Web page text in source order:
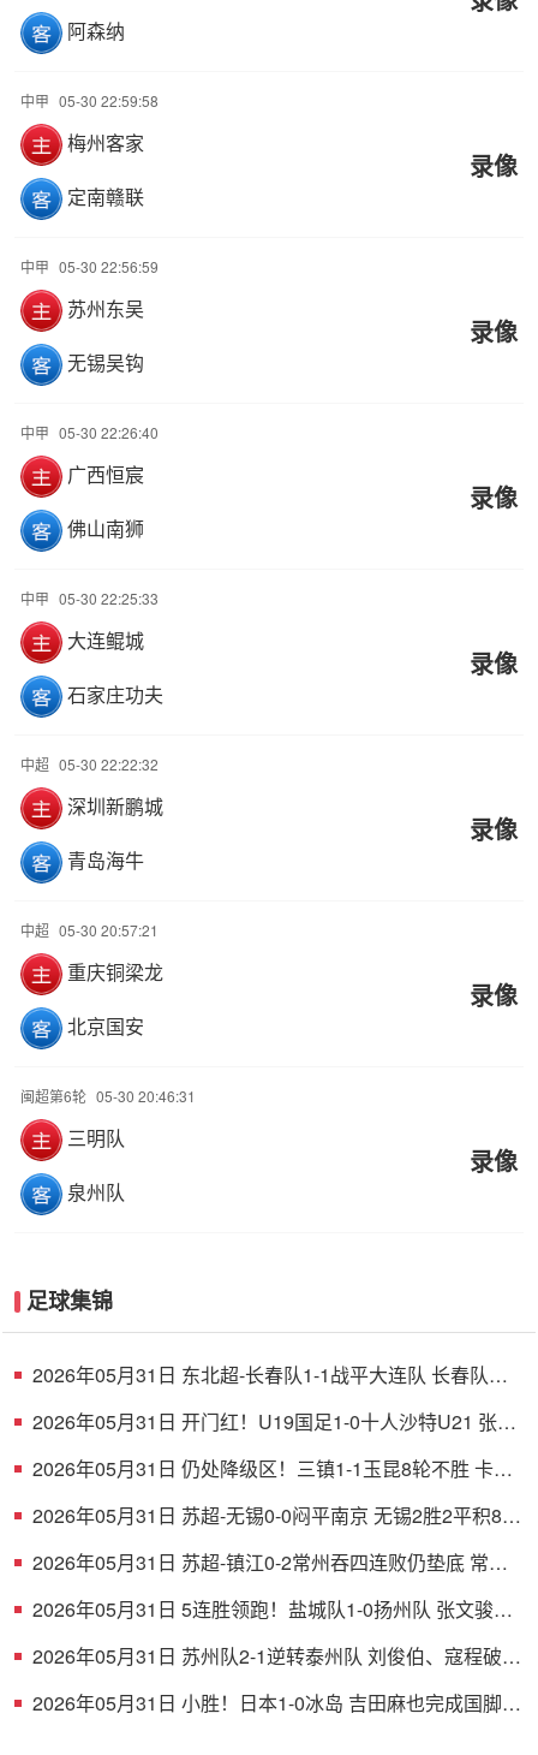
阿森纳
中甲 05-30 22:59:58
梅州客家
定南赣联
录像
中甲 05-30 22:56:59
苏州东吴
无锡吴钩
录像
中甲 05-30 22:26:40
广西恒宸
佛山南狮
录像
中甲 05-30 22:25:33
大连鲲城
石家庄功夫
录像
中超 05-30 22:22:32
深圳新鹏城
青岛海牛
录像
中超 05-30 20:57:21
重庆铜梁龙
北京国安
录像
闽超第6轮 05-30 20:46:31
三明队
泉州队
录像
足球集锦
2026年05月31日 东北超-长春队1-1战平大连队 长春队点
2026年05月31日 开门红！U19国足1-0十人沙特U21 张家
2026年05月31日 仍处降级区！三镇1-1玉昆8轮不胜 卡迪
2026年05月31日 苏超-无锡0-0闷平南京 无锡2胜2平积8分
2026年05月31日 苏超-镇江0-2常州吞四连败仍垫底 常州
2026年05月31日 5连胜领跑！盐城队1-0扬州队 张文骏点
2026年05月31日 苏州队2-1逆转泰州队 刘俊伯、寇程破门
2026年05月31日 小胜！日本1-0冰岛 吉田麻也完成国脚谢